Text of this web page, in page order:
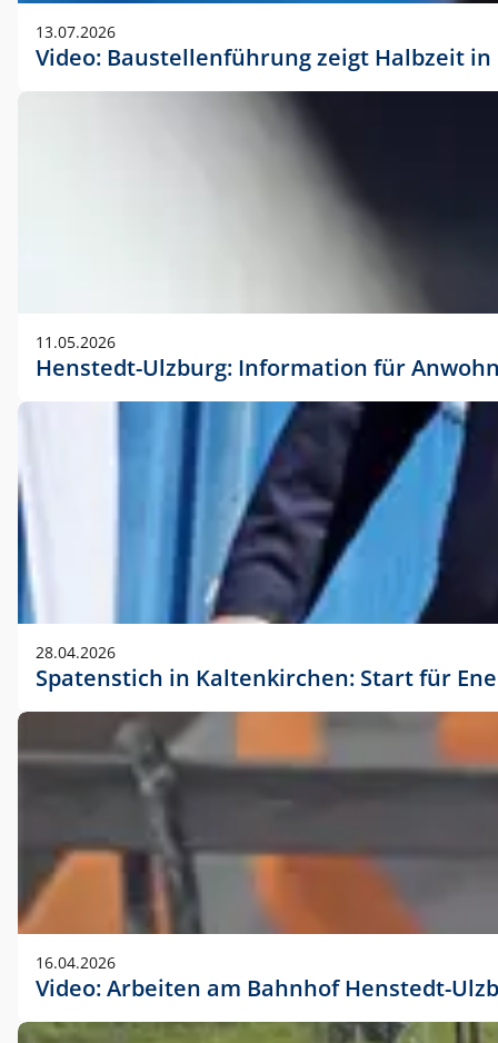
13.07.2026
Video: Baustellenführung zeigt Halbzeit
11.05.2026
Henstedt-Ulzburg: Information für
28.04.2026
Spatenstich in Kaltenkirchen: Start für
16.04.2026
Video: Arbeiten am Bahnhof Henstedt-